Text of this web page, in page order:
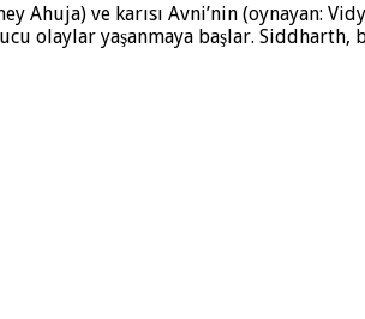
Ahuja) ve karısı Avni’nin (oynayan:
olaylar yaşanmaya başlar.